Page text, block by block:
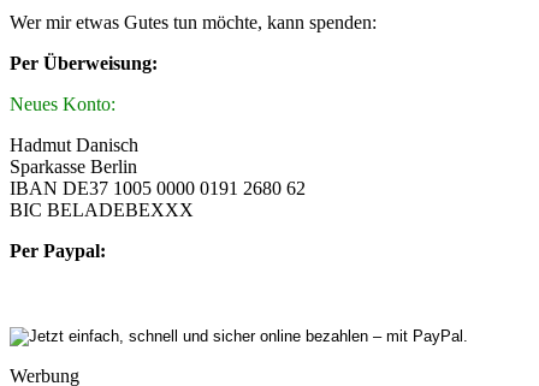
Wer mir etwas Gutes tun möchte, kann spenden:
Per Überweisung:
Neues Konto:
Hadmut Danisch
Sparkasse Berlin
IBAN DE37 1005 0000 0191 2680 62
BIC BELADEBEXXX
Per Paypal:
Werbung